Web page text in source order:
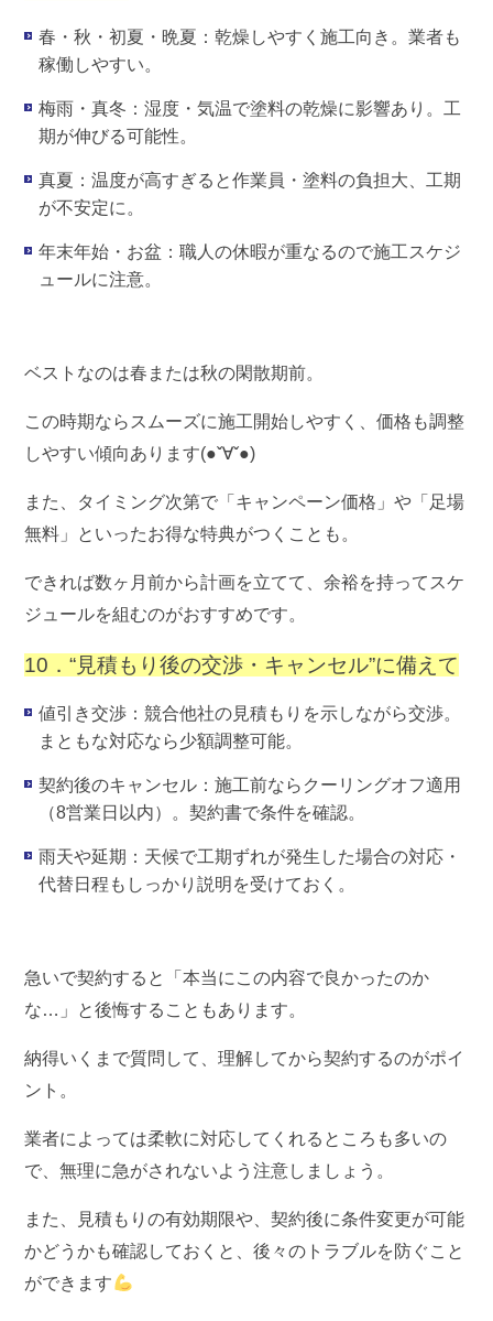
春・秋・初夏・晩夏 ：乾燥しやすく施工向き。業者も
稼働しやすい。
梅雨・真冬 ：湿度・気温で塗料の乾燥に影響あり。工
期が伸びる可能性。
真夏 ：温度が高すぎると作業員・塗料の負担大、工期
が不安定に。
年末年始・お盆 ：職人の休暇が重なるので施工スケジ
ュールに注意。
ベストなのは春または秋の閑散期前。
この時期ならスムーズに施工開始しやすく、価格も調整
しやすい傾向あります(●ˇ∀ˇ●)
また、タイミング次第で「キャンペーン価格」や「足場
無料」といったお得な特典がつくことも。
できれば数ヶ月前から計画を立てて、余裕を持ってスケ
ジュールを組むのがおすすめです。
10．“見積もり後の交渉・キャンセル”に備えて
値引き交渉 ：競合他社の見積もりを示しながら交渉。
まともな対応なら少額調整可能。
契約後のキャンセル ：施工前ならクーリングオフ適用
（8営業日以内）。契約書で条件を確認。
雨天や延期 ：天候で工期ずれが発生した場合の対応・
代替日程もしっかり説明を受けておく。
急いで契約すると「本当にこの内容で良かったのか
な…」と後悔することもあります。
納得いくまで質問して、理解してから契約するのがポイ
ント。
業者によっては柔軟に対応してくれるところも多いの
で、無理に急がされないよう注意しましょう。
また、見積もりの有効期限や、契約後に条件変更が可能
かどうかも確認しておくと、後々のトラブルを防ぐこと
ができます